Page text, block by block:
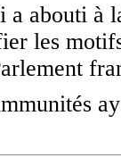
a abouti
les